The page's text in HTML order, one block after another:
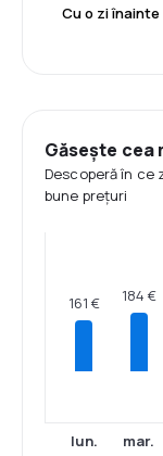
Cu o zi înainte
Găsește cea
Descoperă în ce
bune prețuri
161 €
lun.
184 €
mar.